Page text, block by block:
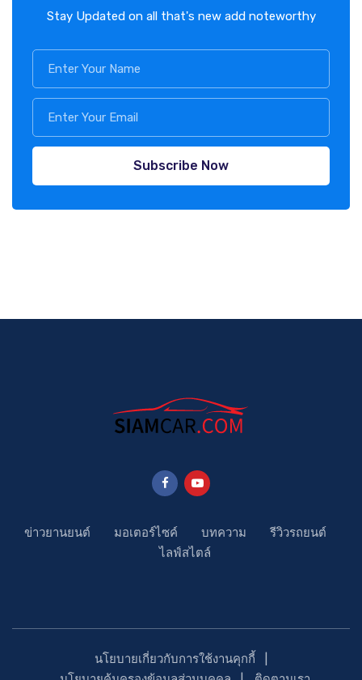
Stay Updated on all that's new add noteworthy
Subscribe Now
ข่าวยานยนต์ มอเตอร์ไซค์ บทความ
รีวิวรถยนต์
ไลฟ์สไตล์
นโยบายเกี่ยวกับการใช้งานคุกกี้